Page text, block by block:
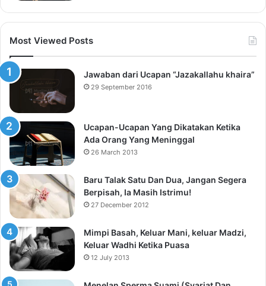
Most Viewed Posts
Jawaban dari Ucapan “Jazakallahu khaira”
29 September 2016
Ucapan-Ucapan Yang Dikatakan Ketika
Ada Orang Yang Meninggal
26 March 2013
Baru Talak Satu Dan Dua, Jangan Segera
Berpisah, Ia Masih Istrimu!
27 December 2012
Mimpi Basah, Keluar Mani, keluar Madzi,
Keluar Wadhi Ketika Puasa
12 July 2013